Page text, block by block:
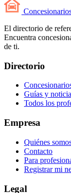
El directorio de
Encuentra
de ti.
Directorio
Guías y
Todos los
Empresa
Quiénes
Contacto
Para
Registrar mi
Legal